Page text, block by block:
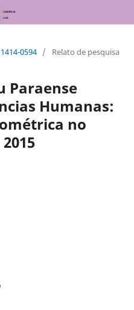
0594 / Relato de pesquisa
Paraense
Humanas:
no